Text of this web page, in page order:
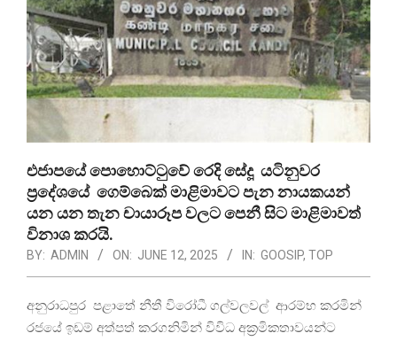
එජාපයේ පොහොට්ටුවේ රෙදි සේදූ යටිනුවර
ප්‍රදේශයේ ගෙම්බෙක් මාළිමාවට පැන නායකයන්
යන යන තැන චායාරූප වලට පෙනී සිට මාළිමාවත්
විනාශ කරයි.
BY: ADMIN ON: JUNE 12, 2025 IN: GOOSIP, TOP
අනුරාධපුර පළාතේ නීතී විරෝධී ගල්වලවල් ආරම්භ කරමින්
රජයේ ඉඩම් අත්පත් කරගනිමින් විවිධ අක්‍රමිකතාවයන්ට